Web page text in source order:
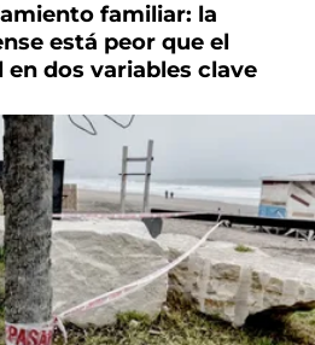
familiar: la
está peor que el
dos variables clave